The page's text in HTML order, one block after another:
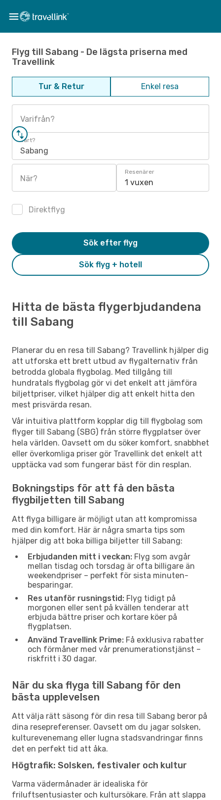
Flyg till Sabang - De lägsta priserna med
Travellink
Tur & Retur Enkel resa
Varifrån?
Vart?
Sabang
När?
Resenärer
1 vuxen
Direktflyg
Sök flyg + hotell
Sök efter flyg
Hitta de bästa flygerbjudandena
till Sabang
Planerar du en resa till Sabang? Travellink hjälper dig
att utforska ett brett utbud av flygalternativ från
betrodda globala flygbolag. Med tillgång till
hundratals flygbolag gör vi det enkelt att jämföra
biljettpriser, vilket hjälper dig att enkelt hitta den
mest prisvärda resan.
Vår intuitiva plattform kopplar dig till flygbolag som
flyger till Sabang (SBG) från större flygplatser över
hela världen. Oavsett om du söker komfort, snabbhet
eller överkomliga priser gör Travellink det enkelt att
upptäcka vad som fungerar bäst för din resplan.
Bokningstips för att få den bästa
flygbiljetten till Sabang
Att flyga billigare är möjligt utan att kompromissa
med din komfort. Här är några smarta tips som
hjälper dig att boka billiga biljetter till Sabang:
Erbjudanden mitt i veckan: Flyg som avgår
mellan tisdag och torsdag är ofta billigare än
weekendpriser – perfekt för sista minuten-
besparingar.
Res utanför rusningstid: Flyg tidigt på
morgonen eller sent på kvällen tenderar att
erbjuda bättre priser och kortare köer på
flygplatsen.
Använd Travellink Prime: Få exklusiva rabatter
och förmåner med vår prenumerationstjänst –
riskfritt i 30 dagar.
När du ska flyga till Sabang för den
bästa upplevelsen
Att välja rätt säsong för din resa till Sabang beror på
dina resepreferenser. Oavsett om du jagar solsken,
kulturevenemang eller lugna stadsvandringar finns
det en perfekt tid att åka.
Högtrafik: Solsken, festivaler och kultur
Varma vädermånader är idealiska för
friluftsentusiaster och kultursökare. Från att slappa